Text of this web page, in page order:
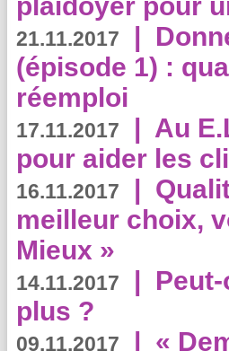
21.11.2017 |
(épisode 1) :
réemploi
17.11.2017 | Au
pour aider les
16.11.2017 |
meilleur choix,
Mieux »
14.11.2017 |
plus ?
09.11.2017 | «